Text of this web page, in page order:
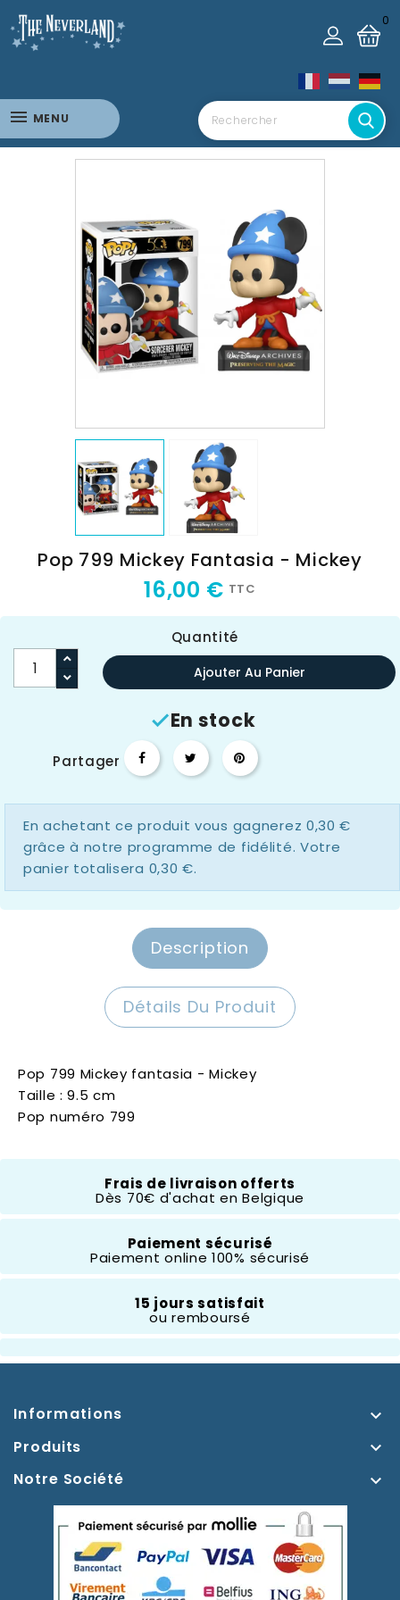
0
MENU
Pop 799 Mickey Fantasia - Mickey
16,00 € TTC
Quantité
Ajouter Au Panier
En stock
Partager
En achetant ce produit vous gagnerez 0,30 €
grâce à notre programme de fidélité. Votre
panier totalisera 0,30 €.
Description
Détails Du Produit
Pop 799 Mickey fantasia - Mickey
Taille : 9.5 cm
Pop numéro 799
Frais de livraison offerts
Dès 70€ d'achat en Belgique
Paiement sécurisé
Paiement online 100% sécurisé
15 jours satisfait
ou remboursé
Informations 
Produits 
Notre Société 